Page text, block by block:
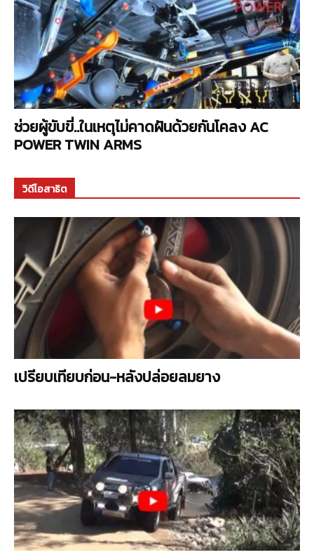
ช่วยผู้ขับขี่..ในเหตุไม่คาดฝันด้วยกันโคลง AC
POWER TWIN ARMS
วิดีโอสาธิต
เปรียบเทียบก่อน-หลังปล่อยลมยาง